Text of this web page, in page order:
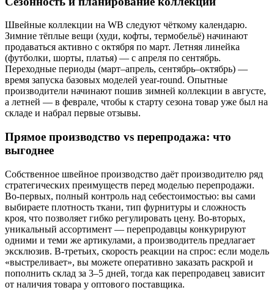
Швейные коллекции на WB следуют чёткому календарю.
Зимние тёплые вещи (худи, кофты, термобельё) начинают
продаваться активно с октября по март. Летняя линейка
(футболки, шорты, платья) — с апреля по сентябрь.
Переходные периоды (март–апрель, сентябрь–октябрь) —
время запуска базовых моделей year-round. Опытные
производители начинают пошив зимней коллекции в августе,
а летней — в феврале, чтобы к старту сезона товар уже был на
складе и набрал первые отзывы.
Прямое производство vs перепродажа: что
выгоднее
Собственное швейное производство даёт производителю ряд
стратегических преимуществ перед моделью перепродажи.
Во-первых, полный контроль над себестоимостью: вы сами
выбираете плотность ткани, тип фурнитуры и сложность
кроя, что позволяет гибко регулировать цену. Во-вторых,
уникальный ассортимент — перепродавцы конкурируют
одними и теми же артикулами, а производитель предлагает
эксклюзив. В-третьих, скорость реакции на спрос: если модель
«выстреливает», вы можете оперативно заказать раскрой и
пополнить склад за 3–5 дней, тогда как перепродавец зависит
от наличия товара у оптового поставщика.